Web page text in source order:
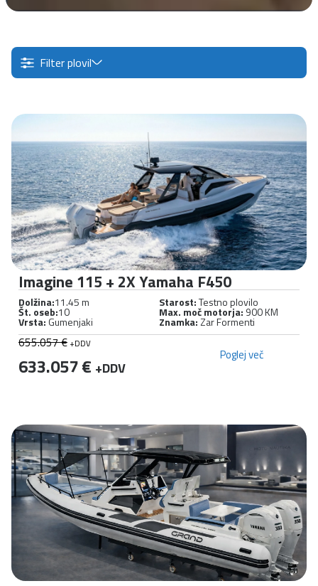
Filter plovil
Imagine 115 + 2X Yamaha F450
Dolžina:11.45 m Starost:Testno plovilo
Št. oseb:10 Max. moč motorja: 900 KM
Vrsta: Gumenjaki Znamka:Zar Formenti
655.057 € +DDV
633.057 € +DDV
Poglej več